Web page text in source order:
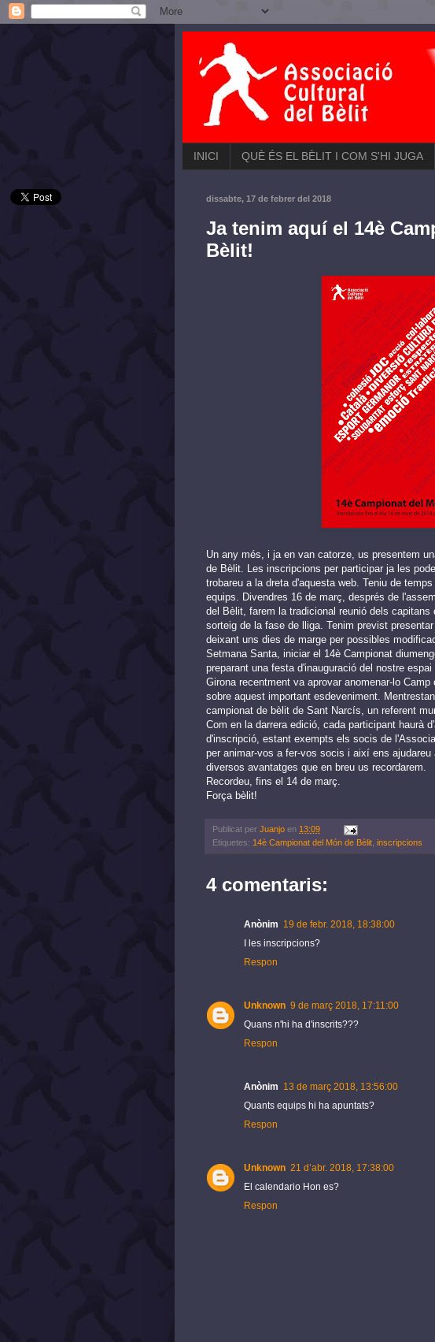
INICI QUÈ ÉS EL BÈLIT I COM S'HI JUGA
dissabte, 17 de febrer del 2018
Ja tenim aquí el 14è
Bèlit!
Un any més, i ja en van catorze, us presentem
de Bèlit. Les inscripcions per participar ja les
trobareu a la dreta d'aquesta web. Teniu de
equips. Divendres 16 de març, després de
del Bèlit, farem la tradicional reunió dels
sorteig de la fase de lliga. Tenim previst
deixant uns dies de marge per possibles
Setmana Santa, iniciar el 14è Campionat
preparant una festa d'inauguració del nostre
Girona recentment va aprovar anomenar-lo
sobre aquest important esdeveniment.
campionat de bèlit de Sant Narcís, un referent
Com en la darrera edició, cada participant haurà
d'inscripció, estant exempts els socis de
per animar-vos a fer-vos socis i així ens
diversos avantatges que en breu us recordarem.
Recordeu, fins el 14 de març.
Força bèlit!
Publicat per Juanjo en 13:09
Etiquetes: 14è Campionat del Món de Bèlit inscripcions
4 comentaris:
Anònim 19 de febr. 2018, 18:38:00
I les inscripcions?
Respon
Unknown 9 de març 2018, 17:11:00
Quans n'hi ha d'inscrits???
Respon
Anònim 13 de març 2018, 13:56:00
Quants equips hi ha apuntats?
Respon
Unknown 21 d’abr. 2018, 17:38:00
El calendario Hon es?
Respon